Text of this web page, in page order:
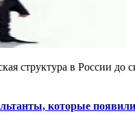
структура в России
которые